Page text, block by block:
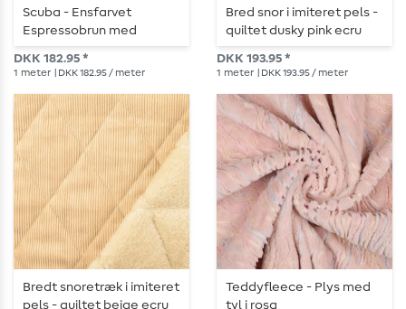
Scuba - Ensfarvet
Espressobrun med
pelsbagside
DKK 182.95 *
1 meter | DKK 182.95 / meter
Bred snor i imiteret pels -
quiltet dusky pink ecru
DKK 193.95 *
1 meter | DKK 193.95 / meter
Bredt snoretræk i imiteret
pels - quiltet beige ecru
Teddyfleece - Plys med
tyl i rosa